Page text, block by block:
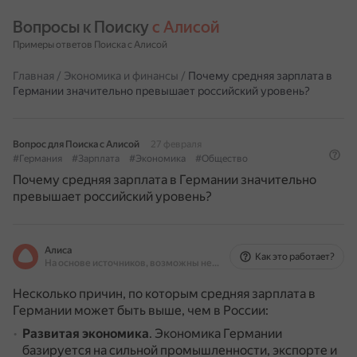
Вопросы к Поиску с Алисой
Примеры ответов Поиска с Алисой
Главная / Экономика и финансы / Почему средняя зарплата в
Германии значительно превышает российский уровень?
Вопрос для Поиска с Алисой
27 февраля
#Германия
#Зарплата #Экономика #Общество
Почему средняя зарплата в Германии значительно
превышает российский уровень?
Алиса
На основе источников, возможны неточности
Как это работает?
Несколько причин, по которым средняя зарплата в
Германии может быть выше, чем в России:
Развитая экономика. Экономика Германии
базируется на сильной промышленности, экспорте и